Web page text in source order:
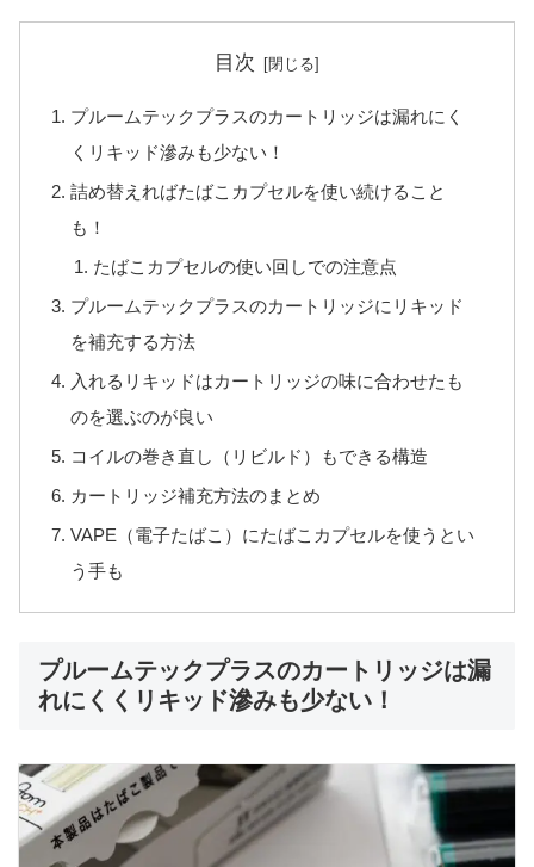
目次
プルームテックプラスのカートリッジは漏れにく
くリキッド滲みも少ない！
詰め替えればたばこカプセルを使い続けること
も！
たばこカプセルの使い回しでの注意点
プルームテックプラスのカートリッジにリキッド
を補充する方法
入れるリキッドはカートリッジの味に合わせたも
のを選ぶのが良い
コイルの巻き直し（リビルド）もできる構造
カートリッジ補充方法のまとめ
VAPE（電子たばこ）にたばこカプセルを使うとい
う手も
プルームテックプラスのカートリッジは漏
れにくくリキッド滲みも少ない！